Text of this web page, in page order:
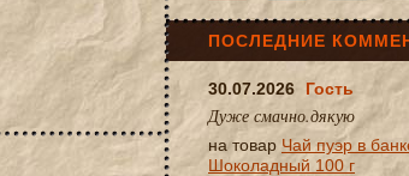
ПОСЛЕДНИЕ
30.07.2026 Гость
Дуже смачно.дякую
на товар Чай пуэр в
Шоколадный 100 г